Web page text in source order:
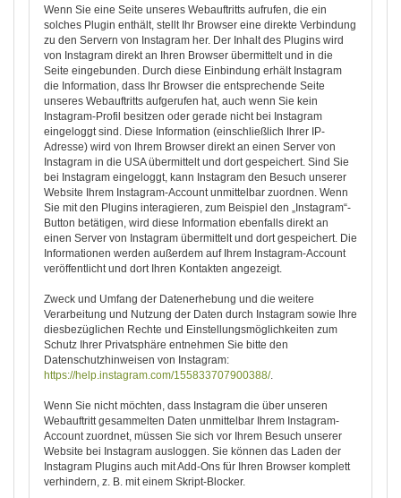
Wenn Sie eine Seite unseres Webauftritts aufrufen, die ein
solches Plugin enthält, stellt Ihr Browser eine direkte Verbindung
zu den Servern von Instagram her. Der Inhalt des Plugins wird
von Instagram direkt an Ihren Browser übermittelt und in die
Seite eingebunden. Durch diese Einbindung erhält Instagram
die Information, dass Ihr Browser die entsprechende Seite
unseres Webauftritts aufgerufen hat, auch wenn Sie kein
Instagram-Profil besitzen oder gerade nicht bei Instagram
eingeloggt sind. Diese Information (einschließlich Ihrer IP-
Adresse) wird von Ihrem Browser direkt an einen Server von
Instagram in die USA übermittelt und dort gespeichert. Sind Sie
bei Instagram eingeloggt, kann Instagram den Besuch unserer
Website Ihrem Instagram-Account unmittelbar zuordnen. Wenn
Sie mit den Plugins interagieren, zum Beispiel den „Instagram“-
Button betätigen, wird diese Information ebenfalls direkt an
einen Server von Instagram übermittelt und dort gespeichert. Die
Informationen werden außerdem auf Ihrem Instagram-Account
veröffentlicht und dort Ihren Kontakten angezeigt.
Zweck und Umfang der Datenerhebung und die weitere
Verarbeitung und Nutzung der Daten durch Instagram sowie Ihre
diesbezüglichen Rechte und Einstellungsmöglichkeiten zum
Schutz Ihrer Privatsphäre entnehmen Sie bitte den
Datenschutzhinweisen von Instagram:
https://help.instagram.com/155833707900388/.
Wenn Sie nicht möchten, dass Instagram die über unseren
Webauftritt gesammelten Daten unmittelbar Ihrem Instagram-
Account zuordnet, müssen Sie sich vor Ihrem Besuch unserer
Website bei Instagram ausloggen. Sie können das Laden der
Instagram Plugins auch mit Add-Ons für Ihren Browser komplett
verhindern, z. B. mit einem Skript-Blocker.